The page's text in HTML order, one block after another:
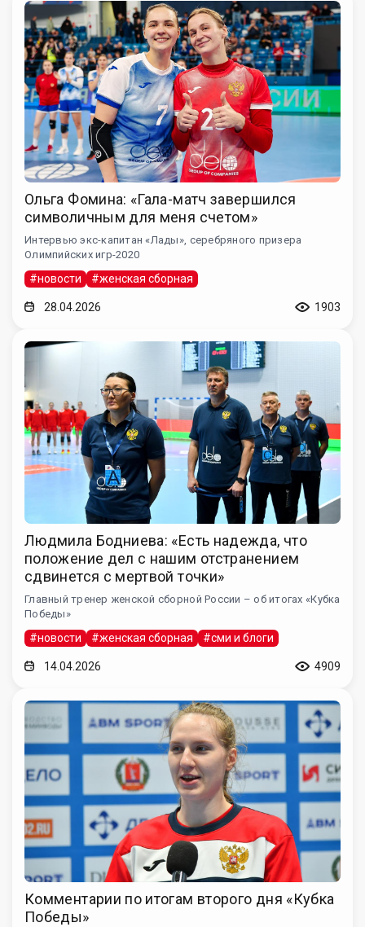
Ольга Фомина: «Гала-матч завершился
символичным для меня счетом»
Интервью экс-капитан «Лады», серебряного призера
Олимпийских игр-2020
#новости #женская сборная
28.04.2026 1903
Людмила Бодниева: «Есть надежда, что
положение дел с нашим отстранением
сдвинется с мертвой точки»
Главный тренер женской сборной России – об итогах «Кубка
Победы»
#новости #женская сборная #сми и блоги
14.04.2026 4909
Комментарии по итогам второго дня «Кубка
Победы»